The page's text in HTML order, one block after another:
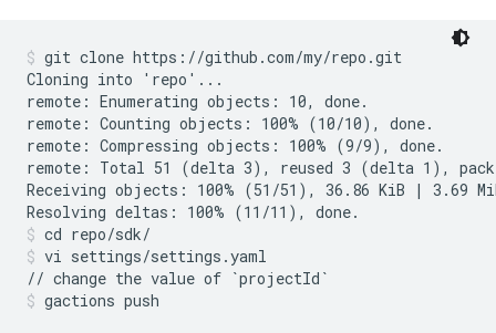
git clone https://github.com/my/repo.git
Cloning into 'repo'...
remote: Enumerating objects: 10, done.
remote: Counting objects: 100% (10/10), done.
remote: Compressing objects: 100% (9/9), done.
remote: Total 51 (delta 3), reused 3 (delta 1),
Receiving objects: 100% (51/51), 36.86 KiB | 3.69
cd repo/sdk/
vi settings/settings.yaml
gactions push